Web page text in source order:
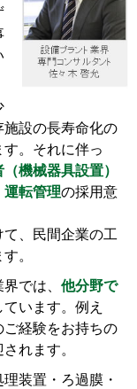
設の長寿命化の
。それに伴っ
機械器具設置）
運転管理の採用意
、民間企業の工
。
では、 他分野で
ています。例え
ご経験をお持ちの
れます。
装置・ろ過膜・